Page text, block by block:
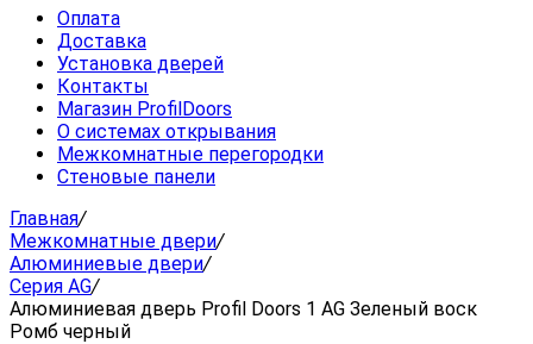
Оплата
Доставка
Установка дверей
Контакты
Магазин ProfilDoors
О системах открывания
Межкомнатные перегородки
Стеновые панели
Главная/
Межкомнатные двери/
Алюминиевые двери/
Серия AG/
Алюминиевая дверь Profil Doors 1 AG Зеленый воск
Ромб черный